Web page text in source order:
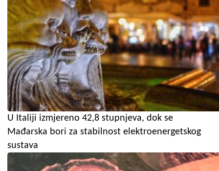
U Italiji izmjereno 42,8 stupnjeva, dok se
Mađarska bori za stabilnost elektroenergetskog
sustava